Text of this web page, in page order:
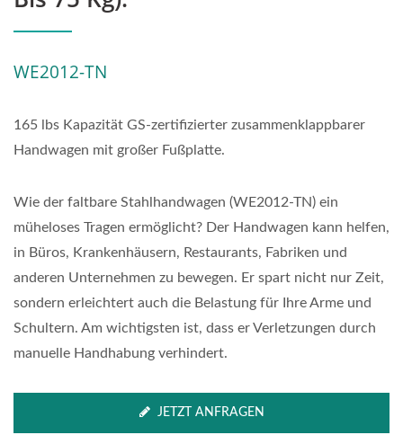
WE2012-TN
165 lbs Kapazität GS-zertifizierter zusammenklappbarer
Handwagen mit großer Fußplatte.
Wie der faltbare Stahlhandwagen (WE2012-TN) ein
müheloses Tragen ermöglicht? Der Handwagen kann helfen,
in Büros, Krankenhäusern, Restaurants, Fabriken und
anderen Unternehmen zu bewegen. Er spart nicht nur Zeit,
sondern erleichtert auch die Belastung für Ihre Arme und
Schultern. Am wichtigsten ist, dass er Verletzungen durch
manuelle Handhabung verhindert.
JETZT ANFRAGEN